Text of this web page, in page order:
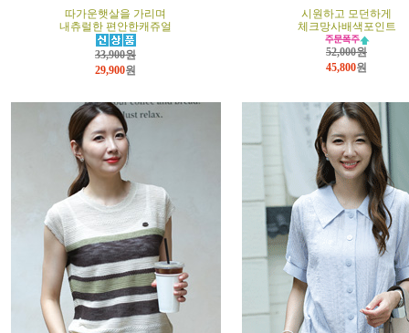
따가운햇살을 가리며
내츄럴한 편안한캐쥬얼
33,900원
29,900원
시원하고 모던하게
체크망사배색포인트
52,000원
45,800원